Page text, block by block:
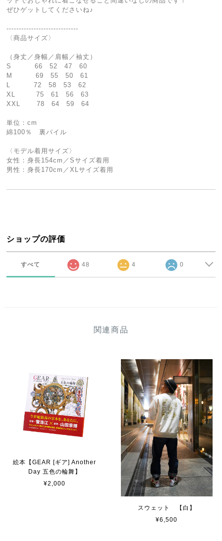
ぜひゲットしてくださいね♪
-----------------------------
〈商品サイズ〉
（身丈／身幅／肩幅／袖丈）
S 66 52 47 60
M 69 55 50 61
L 72 58 53 62
XL 75 61 56 63
XXL 78 64 59 64
単位：cm
綿100％ 裏パイル
〈モデル着用サイズ〉
女性：身長154cm／Sサイズ着用
男性：身長170cm／XLサイズ着用
ショップの評価
すべて 48 4 0
関連商品
絵本【GEAR [ギア] Another
Day 五色の輪舞】
¥2,000
スウェット 【白】
¥6,500